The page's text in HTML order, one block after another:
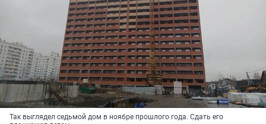
Так выглядел седьмой дом в ноябре прошлого года. Сдать его